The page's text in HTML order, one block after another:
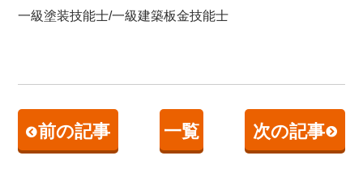
一級塗装技能士/一級建築板金技能士
前の記事 一覧 次の記事